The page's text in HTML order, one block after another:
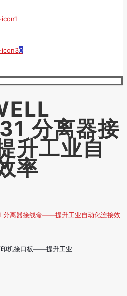
0
分离器接
工业自
率
分离器接线盒——提升工业自动化连接效
机接口板——提升工业